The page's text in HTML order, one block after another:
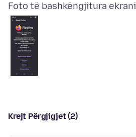
Foto të bashkëngjitura ekrani
Krejt Përgjigjet (2)